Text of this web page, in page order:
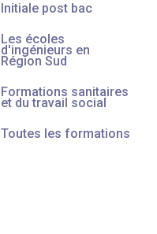
Initiale post bac
Les écoles
d'ingénieurs en
Région Sud
Formations sanitaires
et du travail social
Toutes les formations